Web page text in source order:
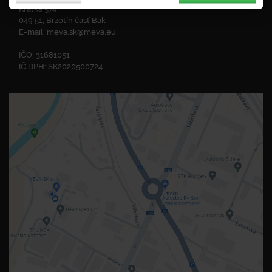
Krátka 574
049 51, Brzotín časť Bak
E-mail: meva.sk@meva.eu
IČO: 31681051
IČ DPH: SK2020500724